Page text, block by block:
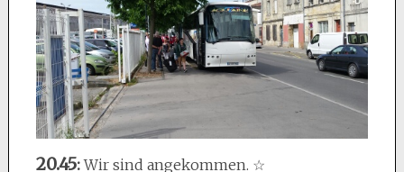
20.45:Wir sind angekommen. ☆